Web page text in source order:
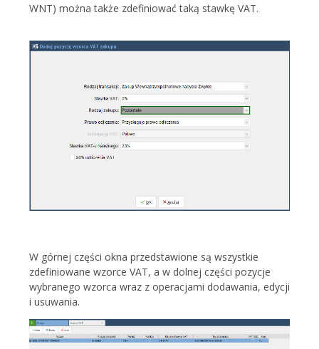
WNT) można także zdefiniować taką stawkę VAT.
W górnej części okna przedstawione są wszystkie
zdefiniowane wzorce VAT, a w dolnej części pozycje
wybranego wzorca wraz z operacjami dodawania, edycji
i usuwania.